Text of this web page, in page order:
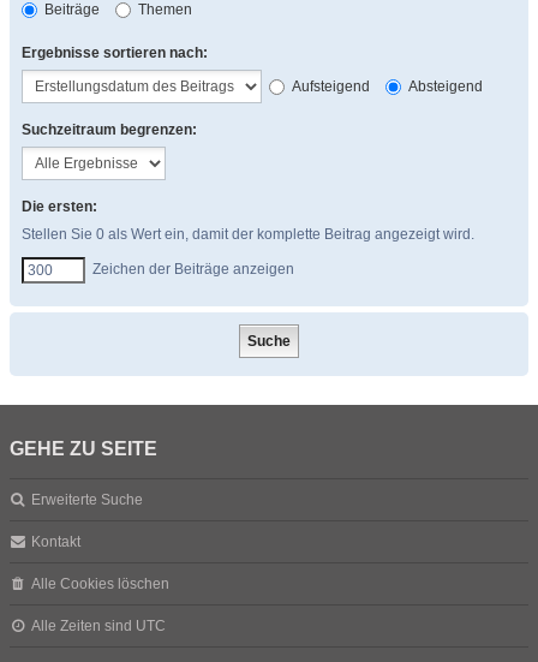
Beiträge
Themen
Ergebnisse sortieren nach:
Aufsteigend
Absteigend
Suchzeitraum begrenzen:
Die ersten:
Stellen Sie 0 als Wert ein, damit der komplette Beitrag angezeigt wird.
Zeichen der Beiträge anzeigen
GEHE ZU SEITE
Erweiterte Suche
Kontakt
Alle Cookies löschen
Alle Zeiten sind UTC